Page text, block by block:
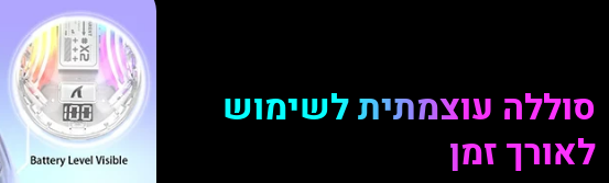
סוללה עוצמתית לשימוש
לאורך זמן